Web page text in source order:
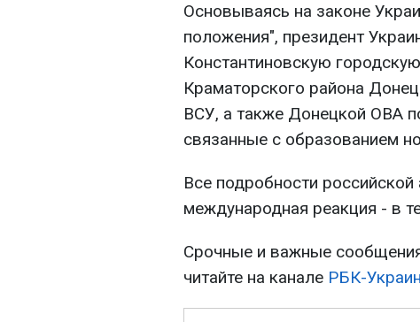
Основываясь на законе
положения", президент
Константиновскую
Краматорского района
ВСУ, а также Донецкой ОВА
связанные с образованием
Все подробности российской
международная реакция - в
Срочные и важные
читайте на канале РБК-